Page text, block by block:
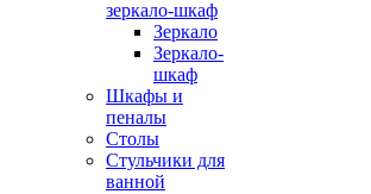
зеркало-шкаф
Зеркало
Зеркало-
шкаф
Шкафы и
пеналы
Столы
Стульчики для
ванной